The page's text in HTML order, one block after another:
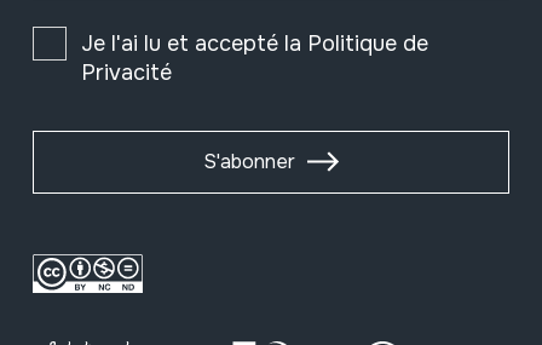
Je l'ai lu et accepté la Politique de
Privacité
S'abonner